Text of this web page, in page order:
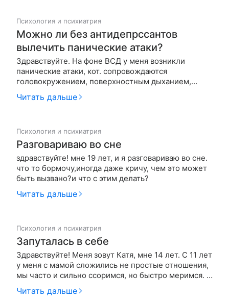
Психология и психиатрия
Можно ли без антидепрссантов
вылечить панические атаки?
Здравствуйте. На фоне ВСД у меня возникли
панические атаки, кот. сопровождаются
головокружением, поверхностным дыханием,
сердцебиением. Прошла анализы, они все в норме.
Обращалась к врачу-психотерапевту, на что он мне
Читать дальше
Психология и психиатрия
Разговариваю во сне
здравствуйте! мне 19 лет, и я разговариваю во сне.
что то бормочу,иногда даже кричу, чем это может
быть вызвано?и что с этим делать?
Читать дальше
Психология и психиатрия
Запуталась в себе
Здравствуйте! Меня зовут Катя, мне 14 лет. С 11 лет
у меня с мамой сложились не простые отношения,
мы часто и сильно ссоримся, но быстро меримся. В
11 лет мне казалось, что я ей не нужна и я
постоянно говорила маме что, что-нибудь с собой
Читать дальше